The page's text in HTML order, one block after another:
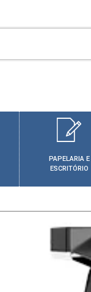
PAPELARIA E
ESCRITÓRIO